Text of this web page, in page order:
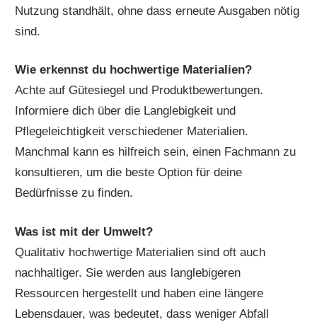
Nutzung standhält, ohne dass erneute Ausgaben nötig
sind.
Wie erkennst du hochwertige Materialien?
Achte auf Gütesiegel und Produktbewertungen.
Informiere dich über die Langlebigkeit und
Pflegeleichtigkeit verschiedener Materialien.
Manchmal kann es hilfreich sein, einen Fachmann zu
konsultieren, um die beste Option für deine
Bedürfnisse zu finden.
Was ist mit der Umwelt?
Qualitativ hochwertige Materialien sind oft auch
nachhaltiger. Sie werden aus langlebigeren
Ressourcen hergestellt und haben eine längere
Lebensdauer, was bedeutet, dass weniger Abfall